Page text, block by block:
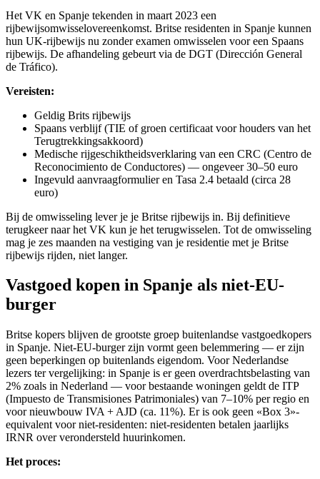
Het VK en Spanje tekenden in maart 2023 een
rijbewijsomwisselovereenkomst. Britse residenten in Spanje kunnen
hun UK-rijbewijs nu zonder examen omwisselen voor een Spaans
rijbewijs. De afhandeling gebeurt via de DGT (Dirección General
de Tráfico).
Vereisten:
Geldig Brits rijbewijs
Spaans verblijf (TIE of groen certificaat voor houders van het
Terugtrekkingsakkoord)
Medische rijgeschiktheidsverklaring van een CRC (Centro de
Reconocimiento de Conductores) — ongeveer 30–50 euro
Ingevuld aanvraagformulier en Tasa 2.4 betaald (circa 28
euro)
Bij de omwisseling lever je je Britse rijbewijs in. Bij definitieve
terugkeer naar het VK kun je het terugwisselen. Tot de omwisseling
mag je zes maanden na vestiging van je residentie met je Britse
rijbewijs rijden, niet langer.
Vastgoed kopen in Spanje als niet-EU-
burger
Britse kopers blijven de grootste groep buitenlandse vastgoedkopers
in Spanje. Niet-EU-burger zijn vormt geen belemmering — er zijn
geen beperkingen op buitenlands eigendom. Voor Nederlandse
lezers ter vergelijking: in Spanje is er geen overdrachtsbelasting van
2% zoals in Nederland — voor bestaande woningen geldt de ITP
(Impuesto de Transmisiones Patrimoniales) van 7–10% per regio en
voor nieuwbouw IVA + AJD (ca. 11%). Er is ook geen «Box 3»-
equivalent voor niet-residenten: niet-residenten betalen jaarlijks
IRNR over verondersteld huurinkomen.
Het proces: